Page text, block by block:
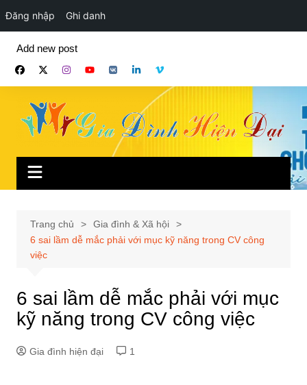
Đăng nhập Ghi danh
phần
Add new post
Trang chủ
Gia đình & Xã hội
6 sai lầm dễ mắc phải với mục kỹ năng trong CV công
việc
6 sai lầm dễ mắc phải với mục
kỹ năng trong CV công việc
Gia đình hiện đại 1